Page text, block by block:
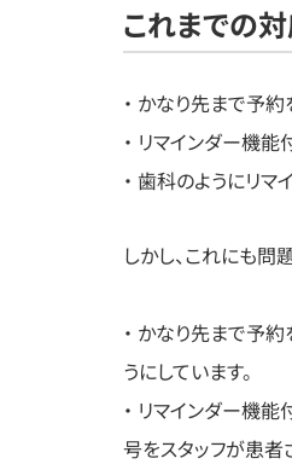
これまでの
・ かなり先まで予
・ リマインダー機
・ 歯科のようにリ
しかし、これにも問
・ かなり先まで予
うにしています。
・ リマインダー機
号をスタッフが患